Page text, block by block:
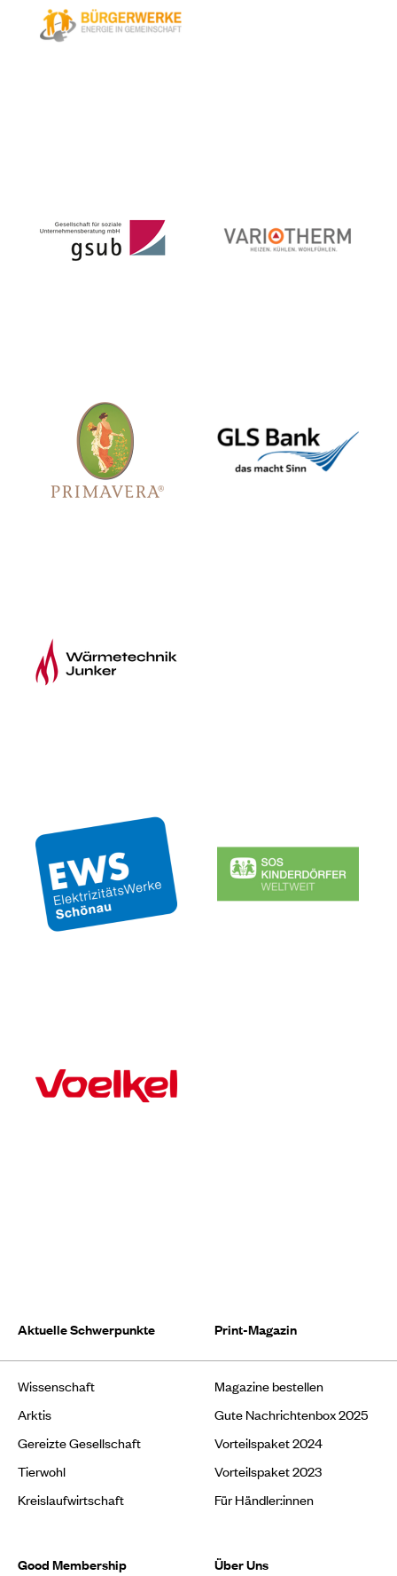
Aktuelle Schwerpunkte
Wissenschaft
Arktis
Gereizte Gesellschaft
Tierwohl
Kreislaufwirtschaft
Print-Magazin
Magazine bestellen
Gute Nachrichtenbox 2025
Vorteilspaket 2024
Vorteilspaket 2023
Für Händler:innen
Good Membership Über Uns